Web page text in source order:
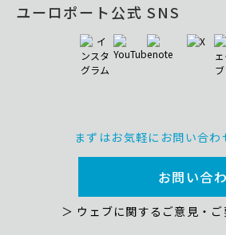
ユーロポート公式 SNS
まずはお気軽にお問い合わ
お問い合
＞ ウェブに関するご意見・ご